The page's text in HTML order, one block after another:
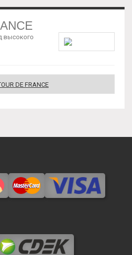
высокого
DE FRANCE